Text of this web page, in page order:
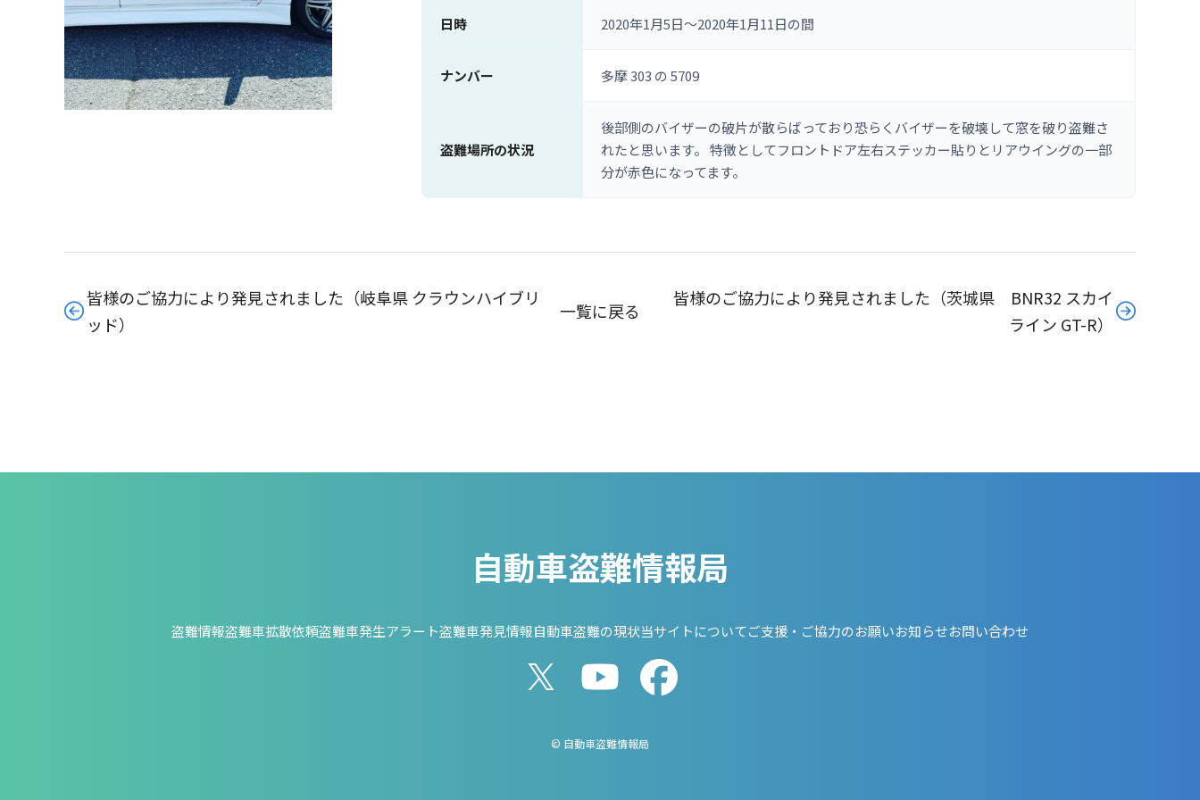
日時 2020年1月5日〜2020年1月11日の間
ナンバー 多摩 303 の 5709
盗難場所の状況
後部側のバイザーの破片が散らばっており恐らくバイザーを破壊して窓を破り盗難さ
れたと思います。 特徴としてフロントドア左右ステッカー貼りとリアウイングの一部
分が赤色になってます。
皆様のご協力により発見されました（岐阜県 クラウンハイブリ
ッド）
一覧に戻る
皆様のご協力により発見されました（茨城県 BNR32 スカイ
ライン GT-R）
自動車盗難情報局
盗難情報盗難車拡散依頼盗難車発生アラート盗難車発見情報自動車盗難の現状当サイトについてご支援・ご協力のお願いお知らせお問い合わせ
© 自動車盗難情報局